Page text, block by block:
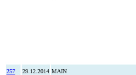
257
29.12.2014 MAIN